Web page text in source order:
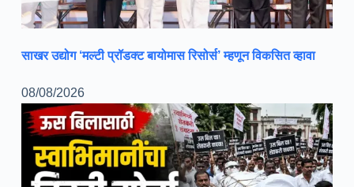
साखर उद्योग ‘मल्टी प्रॉडक्ट बायोमास रिसोर्स’ म्हणून विकसित व्हावा
08/08/2026